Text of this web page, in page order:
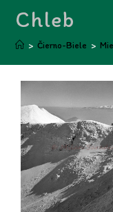
Chleb
> Čierno-Biele >